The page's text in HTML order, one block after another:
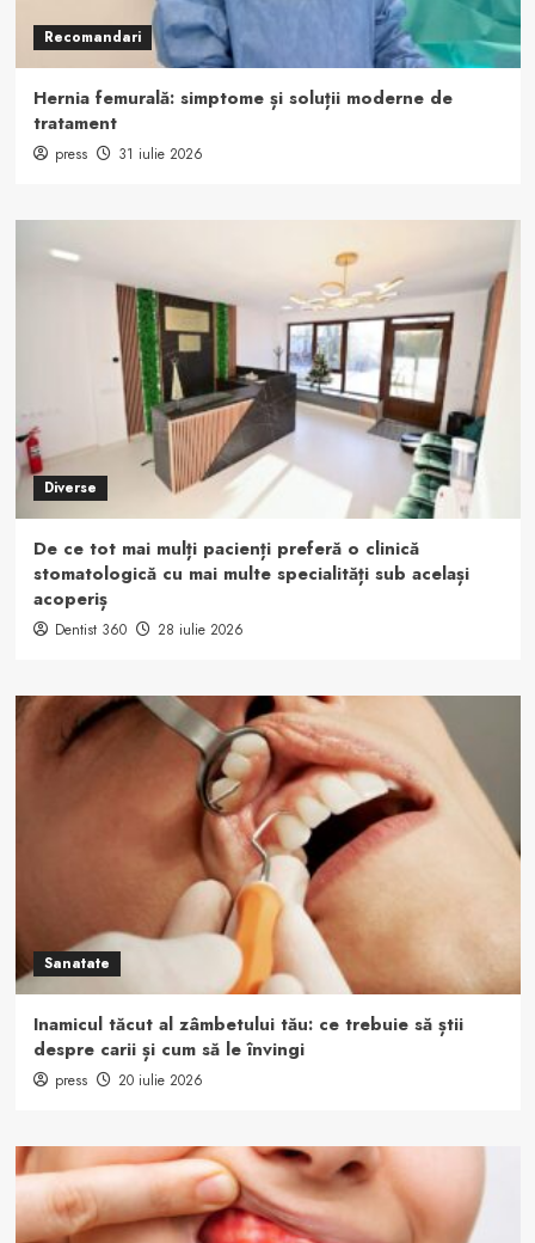
Recomandari
Hernia femurală: simptome și soluții moderne de
tratament
press 31 iulie 2026
Diverse
De ce tot mai mulți pacienți preferă o clinică
stomatologică cu mai multe specialități sub același
acoperiș
Dentist 360 28 iulie 2026
Sanatate
Inamicul tăcut al zâmbetului tău: ce trebuie să știi
despre carii și cum să le învingi
press 20 iulie 2026